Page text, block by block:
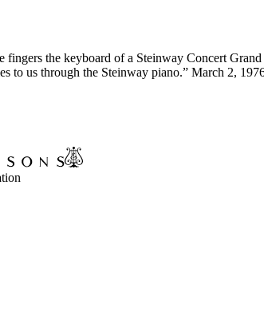
fingers the keyboard of a Steinway Concert
to us through the Steinway piano.” March 2,